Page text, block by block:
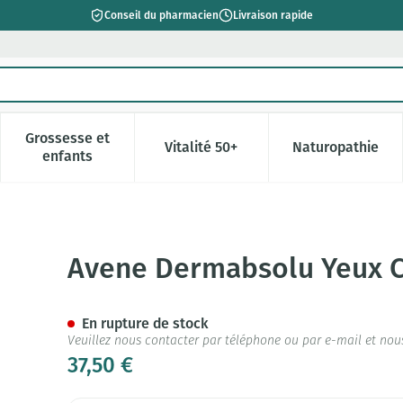
Conseil du pharmacien Livraison rapide
Beauté, soins et hygiène
menu pour la catégorie Régime, alimentation &
Grossesse et
enfantsAfficher le sous-menu pour la catégorie Grossesse
Vitalité 50+Afficher le sous-menu pour la
Naturopathie
Afficher le
15ml
Avene Dermabsolu Yeux
37,50 €
En rupture de stock
Veuillez nous contacter par téléphone ou par e-mail et